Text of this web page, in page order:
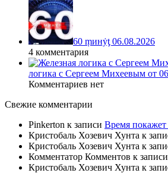
60 ṃинẏƫ 06.08.2026
4 комментария
логика с Сергеем Михеевым от
Комментариев нет
Свежие комментарии
Pinkerton к записи Время покажет
Кристобаль Хозевич Хунта к
Кристобаль Хозевич Хунта к
Комментатор Комментов к записи
Кристобаль Хозевич Хунта к